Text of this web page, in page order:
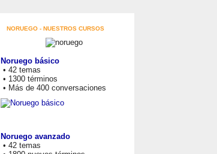
NORUEGO - NUESTROS CURSOS
Noruego básico
• 42 temas
• 1300 términos
• Más de 400 conversaciones
Noruego avanzado
• 42 temas